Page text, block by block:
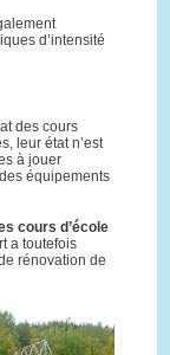
d’intensité
des cours
leur état n’est
à jouer
équipements
cours d’école
a toutefois
rénovation de